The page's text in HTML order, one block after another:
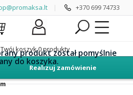
| +370 699 74733
Twój koszyk0produkty
Realizuj zamówienie
produkt został pomyślnie
do koszyka.